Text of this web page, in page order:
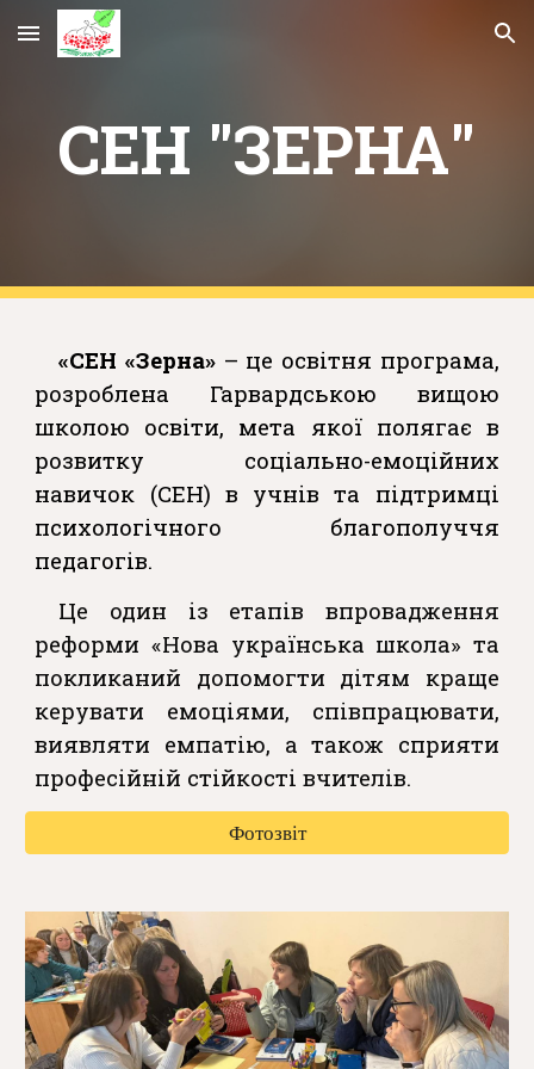
Skip to main content Skip to navigation
СЕН "ЗЕРНА"
«СЕН «Зерна» – це освітня програма,
розроблена Гарвардською вищою
школою освіти, мета якої полягає в
розвитку соціально-емоційних
навичок (СЕН) в учнів та підтримці
психологічного благополуччя
педагогів.
Це один із етапів впровадження
реформи «Нова українська школа» та
покликаний допомогти дітям краще
керувати емоціями, співпрацювати,
виявляти емпатію, а також сприяти
професійній стійкості вчителів.
Фотозвіт